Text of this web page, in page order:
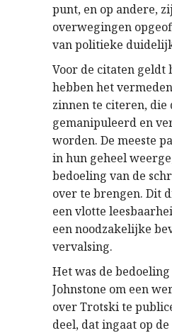
punt, en op andere,
overwegingen
van politieke
Voor de citaten geldt
hebben het
zinnen te citeren,
gemanipuleerd en
worden. De meeste
in hun geheel
bedoeling van de
over te brengen. Dit
een vlotte
een noodzakelijke
vervalsing.
Het was de
Johnstone om een
over Trotski te
deel, dat ingaat op de